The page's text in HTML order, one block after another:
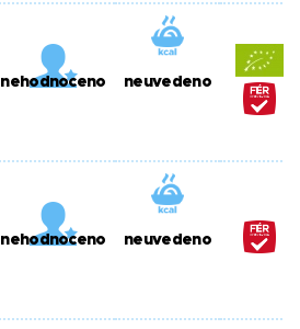
nehodnoceno neuvedeno
nehodnoceno neuvedeno